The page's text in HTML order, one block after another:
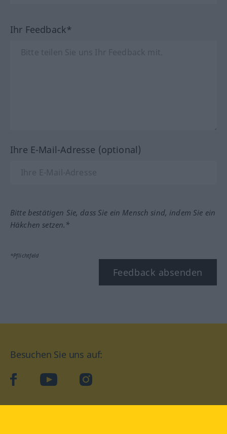
Ihr Feedback*
Ihre E-Mail-Adresse (optional)
Bitte bestätigen Sie, dass Sie ein Mensch sind, indem Sie ein
Häkchen setzen.*
*Pflichtfeld
Feedback absenden
Besuchen Sie uns auf:
facebookYouTube Instagram